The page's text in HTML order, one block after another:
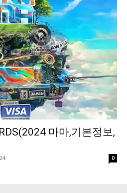
마마,기본정보,
0